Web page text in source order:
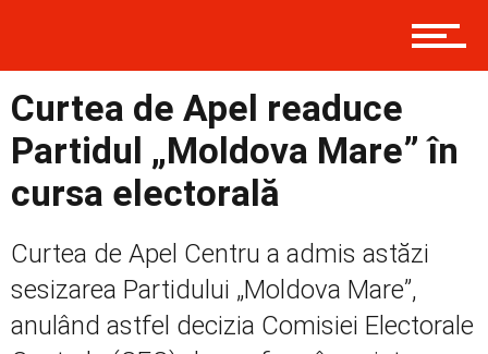
Prima
Politică
Externe
Curtea de Apel readuce
Partidul „Moldova Mare” în
cursa electorală
Curtea de Apel Centru a admis astăzi
sesizarea Partidului „Moldova Mare”,
anulând astfel decizia Comisiei Electorale